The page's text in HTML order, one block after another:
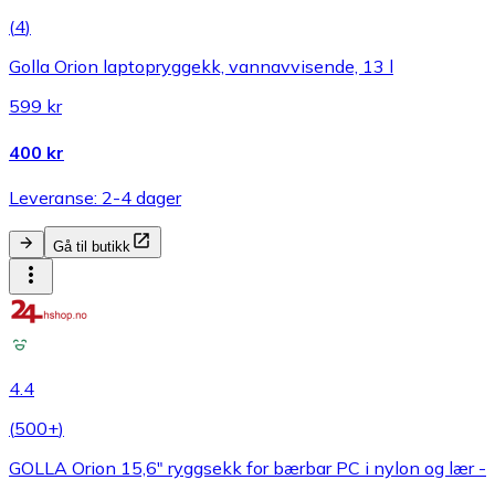
(4)
Golla Orion laptopryggekk, vannavvisende, 13 l
599 kr
400 kr
Leveranse: 2-4 dager
Gå til butikk
4.4
(500+)
GOLLA Orion 15,6" ryggsekk for bærbar PC i nylon og lær -